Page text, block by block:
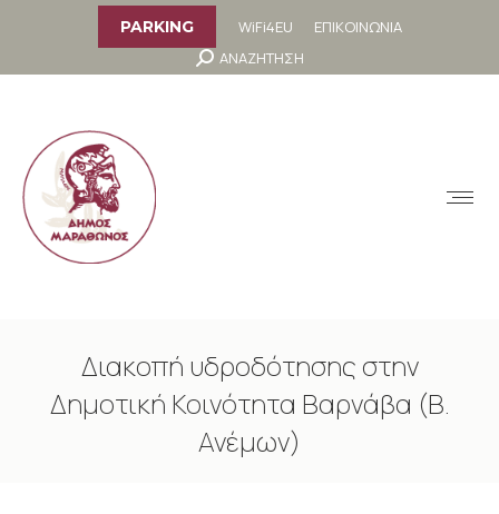
PARKING WiFi4EU
ΕΠΙΚΟΙΝΩΝΙΑ
Search:
ΑΝΑΖΗΤΗΣΗ
Διακοπή υδροδότησης στην
Δημοτική Κοινότητα Βαρνάβα (Β.
Ανέμων)